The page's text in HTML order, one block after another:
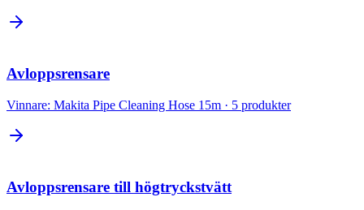
Avloppsrensare
Vinnare: Makita Pipe Cleaning Hose 15m · 5 produkter
Avloppsrensare till högtryckstvätt